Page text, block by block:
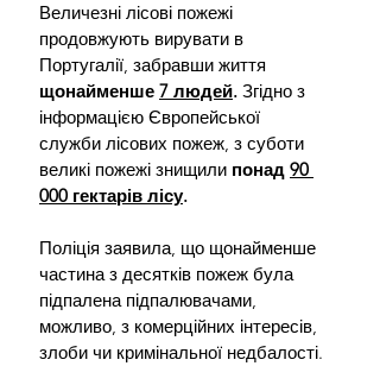
Величезні лісові пожежі
продовжують вирувати в
Португалії, забравши життя
щонайменше 7 людей. Згідно з
інформацією Європейської
служби лісових пожеж, з суботи
великі пожежі знищили понад 90
000 гектарів лісу.
Поліція заявила, що щонайменше
частина з десятків пожеж була
підпалена підпалювачами,
можливо, з комерційних інтересів,
злоби чи кримінальної недбалості.